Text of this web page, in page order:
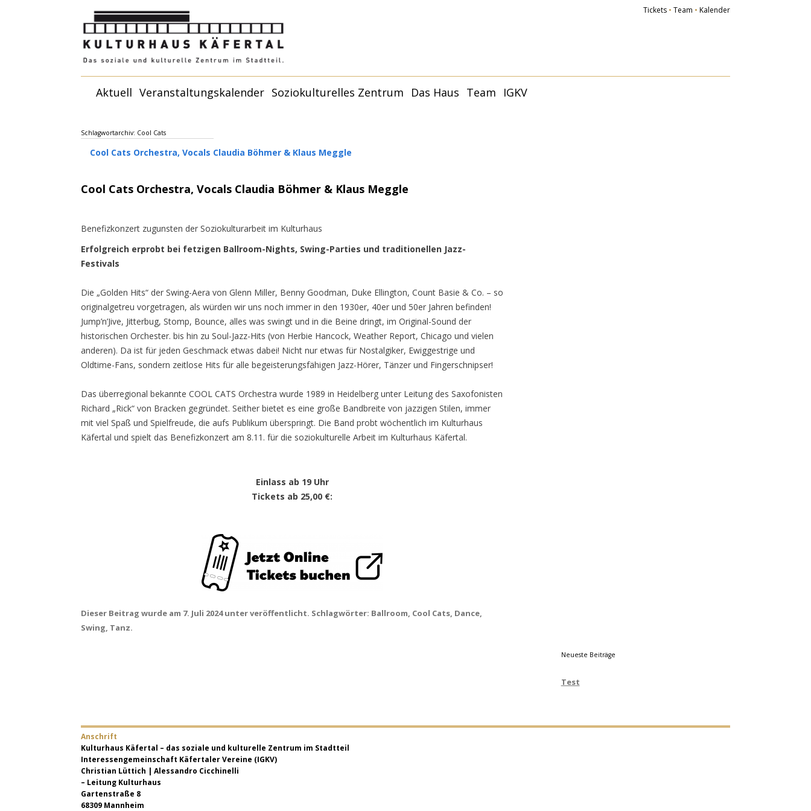
Tickets• Team • Kalender
Zum
Inhalt
Aktuell Veranstaltungskalender Soziokulturelles Zentrum
Förderer und Partner
Das Haus Team IGKV
Schlagwortarchiv: Cool Cats
Cool Cats Orchestra, Vocals Claudia Böhmer & Klaus Meggle
Cool Cats Orchestra, Vocals Claudia Böhmer & Klaus Meggle
Benefizkonzert zugunsten der Soziokulturarbeit im Kulturhaus
Erfolgreich erprobt bei fetzigen Ballroom-Nights, Swing-Parties und traditionellen Jazz-
Festivals
Die „Golden Hits“ der Swing-Aera von Glenn Miller, Benny Goodman, Duke Ellington, Count Basie & Co. – so
originalgetreu vorgetragen, als würden wir uns noch immer in den 1930er, 40er und 50er Jahren befinden!
Jump’n’Jive, Jitterbug, Stomp, Bounce, alles was swingt und in die Beine dringt, im Original-Sound der
historischen Orchester. bis hin zu Soul-Jazz-Hits (von Herbie Hancock, Weather Report, Chicago und vielen
anderen). Da ist für jeden Geschmack etwas dabei! Nicht nur etwas für Nostalgiker, Ewiggestrige und
Oldtime-Fans, sondern zeitlose Hits für alle begeisterungsfähigen Jazz-Hörer, Tänzer und Fingerschnipser!
Das überregional bekannte COOL CATS Orchestra wurde 1989 in Heidelberg unter Leitung des Saxofonisten
Richard „Rick“ von Bracken gegründet. Seither bietet es eine große Bandbreite von jazzigen Stilen, immer
mit viel Spaß und Spielfreude, die aufs Publikum überspringt. Die Band probt wöchentlich im Kulturhaus
Käfertal und spielt das Benefizkonzert am 8.11. für die soziokulturelle Arbeit im Kulturhaus Käfertal.
Einlass ab 19 Uhr
Tickets ab 25,00 €:
Dieser Beitrag wurde am 7. Juli 2024unter veröffentlicht. Schlagwörter: Ballroom, Cool Cats, Dance,
Swing, Tanz.
Neueste Beiträge
Test
Anschrift
Kulturhaus Käfertal – das soziale und kulturelle Zentrum im Stadtteil
Interessengemeinschaft Käfertaler Vereine (IGKV)
Christian Lüttich | Alessandro Cicchinelli
– Leitung Kulturhaus
Gartenstraße 8
68309 Mannheim